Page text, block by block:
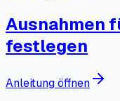
Ausnahmen
festlegen
Anleitung öffnen